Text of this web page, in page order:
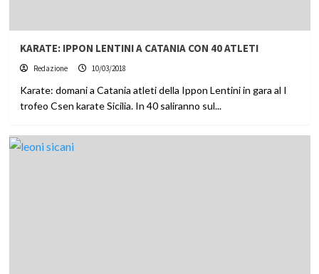
KARATE: IPPON LENTINI A CATANIA CON 40 ATLETI
Redazione 10/03/2018
Karate: domani a Catania atleti della Ippon Lentini in gara al I
trofeo Csen karate Sicilia. In 40 saliranno sul...